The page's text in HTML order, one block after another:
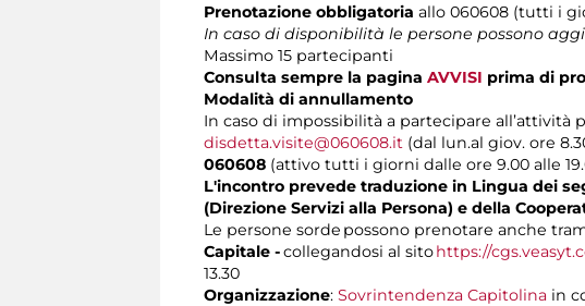
Prenotazione obbligatoria allo 060608 (tutti i
In caso di disponibilità le persone possono
Massimo 15 partecipanti
Consulta sempre la pagina AVVISI prima di
Modalità di annullamento
In caso di impossibilità a partecipare all’attività
disdetta.visite@060608.it (dal lun.al giov. ore
060608 (attivo tutti i giorni dalle ore 9.00 alle
L'incontro prevede traduzione in Lingua dei
(Direzione Servizi alla Persona) e della
Le persone sorde possono prenotare anche
Capitale -collegandosi al sitohttps://
13.30
Organizzazione: Sovrintendenza Capitolina in